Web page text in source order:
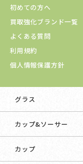
初めての方へ
買取強化ブランド一覧
よくある質問
利用規約
個人情報保護方針
グラス
カップ&ソーサー
カップ